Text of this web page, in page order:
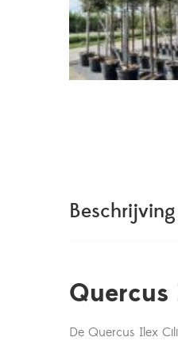
Beschrijving
De Quercus Ilex